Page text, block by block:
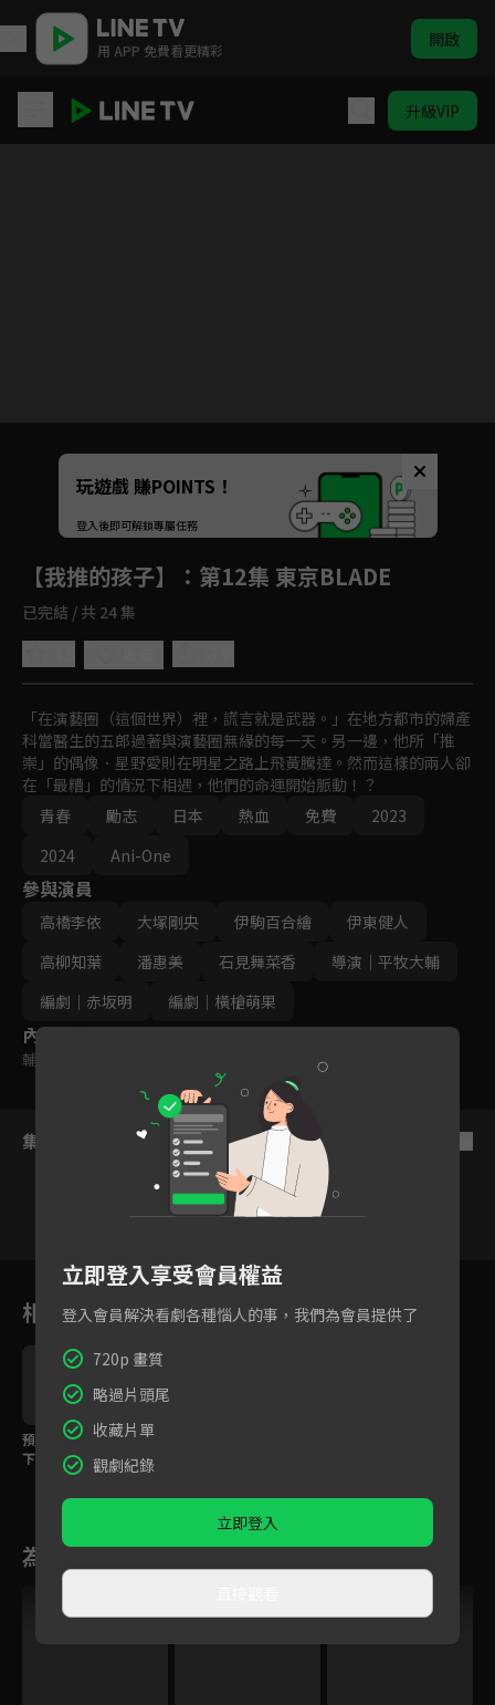
用 APP 免費看更精彩 開啟
升級VIP
Unmute
如有不便請見諒
玩遊戲 賺POINTS！
登入後即可解鎖專屬任務
【我推的孩子】 ：第12集 東京BLADE
已完結 / 共 24 集
「在演藝圈（這個世界）裡，謊言就是武器。」在地方都市的婦產
科當醫生的五郎過著與演藝圈無緣的每一天。另一邊，他所「推
崇」的偶像．星野愛則在明星之路上飛黃騰達。然而這樣的兩人卻
在「最糟」的情況下相遇，他們的命運開始脈動！？
青春
勵志 日本 熱血 免費
2023
2024
Ani-One
參與演員
高橋李依 大塚剛央 伊駒百合繪
伊東健人
高柳知葉
潘惠美 石見舞菜香
導演｜平牧大輔
編劇｜赤坂明
編劇｜橫槍萌果
內容標籤
輔導十二歲級
集數列表
10 11 12
相關花絮
預告：以演技一決高
下，無論如何都不想
為您推薦
立即登入享受會員權益
登入會員解決看劇各種惱人的事，我們為會員提供了
720p 畫質
略過片頭尾
收藏片單
觀劇紀錄
立即登入